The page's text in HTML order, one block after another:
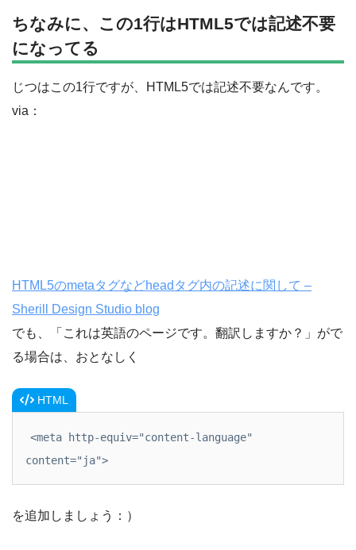
ちなみに、この1行はHTML5では記述不要
になってる
じつはこの1行ですが、HTML5では記述不要なんです。
via：
HTML5のmetaタグなどheadタグ内の記述に関して –
Sherill Design Studio blog
でも、「これは英語のページです。翻訳しますか？」がで
る場合は、おとなしく
HTML
<meta http-equiv="content-language"
content="ja">
を追加しましょう：）